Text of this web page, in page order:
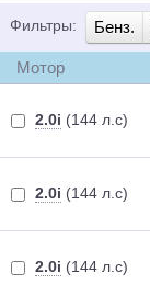
Фильтры: Бенз.
Мотор
2.0i (144 л.с)
2.0i (144 л.с)
2.0i (144 л.с)